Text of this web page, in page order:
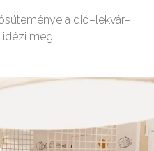
a dió–lekvár–
meg.